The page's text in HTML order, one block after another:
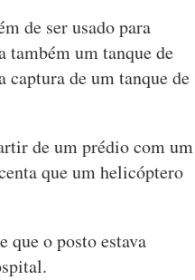
de ser usado para
um tanque de
captura de um tanque de
de um prédio com um
que um helicóptero
que o posto estava